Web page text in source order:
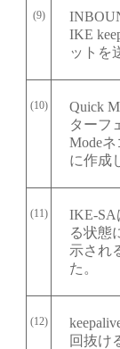
(9)
IKE
ットを
(10)
Quick
ターフ
Mode
に作成
(11)
IKE-SA
る状態
示され
た。
(12)
回抜け